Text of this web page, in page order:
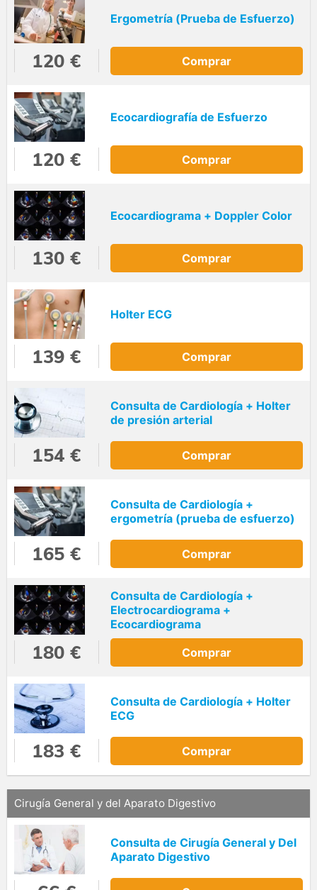
Ergometría (Prueba de Esfuerzo)
120 € Comprar
Ecocardiografía de Esfuerzo
120 € Comprar
Ecocardiograma + Doppler Color
130 € Comprar
Holter ECG
139 € Comprar
Consulta de Cardiología + Holter
de presión arterial
154 € Comprar
Consulta de Cardiología +
ergometría (prueba de esfuerzo)
165 € Comprar
Consulta de Cardiología +
Electrocardiograma +
Ecocardiograma
180 € Comprar
Consulta de Cardiología + Holter
ECG
183 € Comprar
Cirugía General y del Aparato Digestivo
Consulta de Cirugía General y Del
Aparato Digestivo